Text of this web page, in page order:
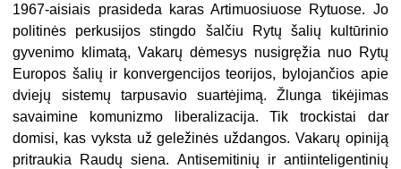
1967-aisiais prasideda karas Artimuosiuose Rytuose. Jo
politinės perkusijos stingdo šalčiu Rytų šalių kultūrinio
gyvenimo klimatą, Vakarų dėmesys nusigręžia nuo Rytų
Europos šalių ir konvergencijos teorijos, bylojančios apie
dviejų sistemų tarpusavio suartėjimą. Žlunga tikėjimas
savaimine komunizmo liberalizacija. Tik trockistai dar
domisi, kas vyksta už geležinės uždangos. Vakarų opiniją
pritraukia Raudų siena. Antisemitinių ir antiinteligentinių